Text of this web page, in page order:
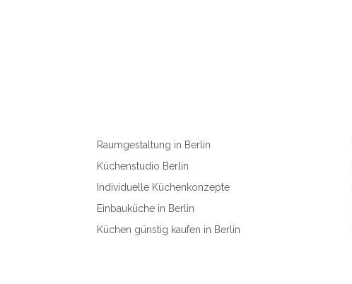
Raumgestaltung in Berlin
Küchenstudio Berlin
Individuelle Küchenkonzepte
Einbauküche in Berlin
Küchen günstig kaufen in Berlin